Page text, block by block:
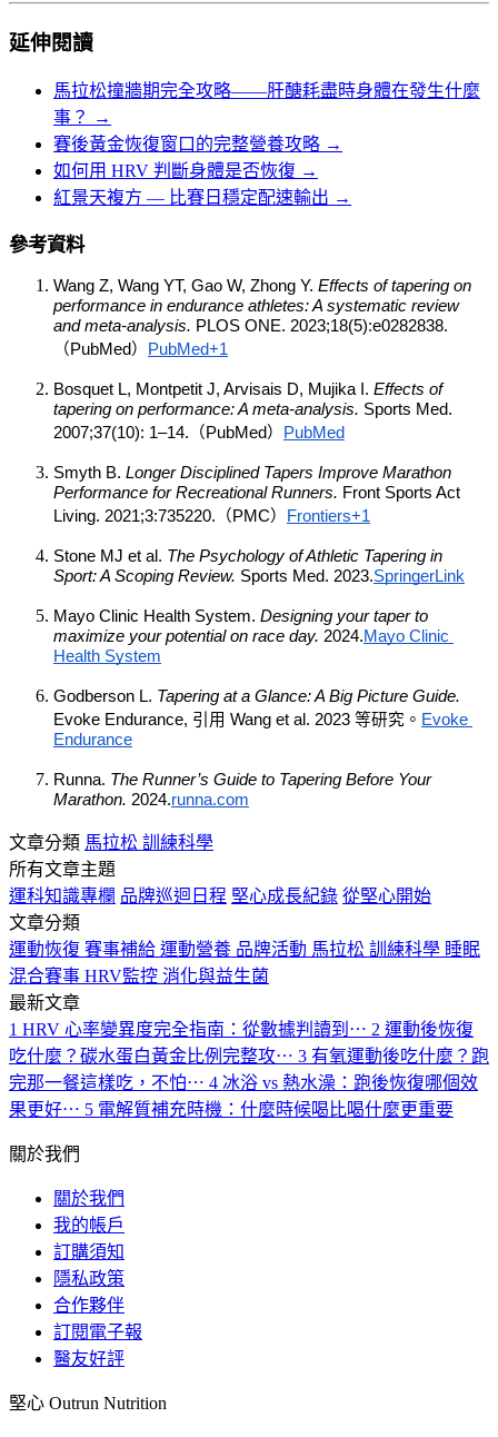
延伸閱讀
馬拉松撞牆期完全攻略——肝醣耗盡時身體在發生什麼
事？ →
賽後黃金恢復窗口的完整營養攻略 →
如何用 HRV 判斷身體是否恢復 →
紅景天複方 — 比賽日穩定配速輸出 →
參考資料
Wang Z, Wang YT, Gao W, Zhong Y. Effects of tapering on
performance in endurance athletes: A systematic review
and meta-analysis. PLOS ONE. 2023;18(5):e0282838.
（PubMed）
PubMed+1
Bosquet L, Montpetit J, Arvisais D, Mujika I. Effects of
tapering on performance: A meta-analysis. Sports Med.
2007;37(10): 1–14.（PubMed）
PubMed
Smyth B. Longer Disciplined Tapers Improve Marathon
Performance for Recreational Runners. Front Sports Act
Living. 2021;3:735220.（PMC）
Frontiers+1
Stone MJ et al. The Psychology of Athletic Tapering in
Sport: A Scoping Review. Sports Med. 2023.SpringerLink
Mayo Clinic Health System. Designing your taper to
maximize your potential on race day. 2024.Mayo Clinic
Health System
Godberson L. Tapering at a Glance: A Big Picture Guide.
Evoke Endurance, 引用 Wang et al. 2023 等研究。 Evoke
Endurance
Runna. The Runner’s Guide to Tapering Before Your
Marathon. 2024.runna.com
文章分類 馬拉松 訓練科學
所有文章主題
運科知識專欄 品牌巡迴日程 堅心成長紀錄 從堅心開始
文章分類
運動恢復 賽事補給 運動營養 品牌活動 馬拉松 訓練科學 睡眠
混合賽事 HRV監控 消化與益生菌
最新文章
1 HRV 心率變異度完全指南：從數據判讀到⋯ 2 運動後恢復
吃什麼？碳水蛋白黃金比例完整攻⋯ 3 有氧運動後吃什麼？跑
完那一餐這樣吃，不怕⋯ 4 冰浴 vs 熱水澡：跑後恢復哪個效
果更好⋯ 5 電解質補充時機：什麼時候喝比喝什麼更重要
關於我們
關於我們
我的帳戶
訂購須知
隱私政策
合作夥伴
訂閱電子報
醫友好評
堅心 Outrun Nutrition